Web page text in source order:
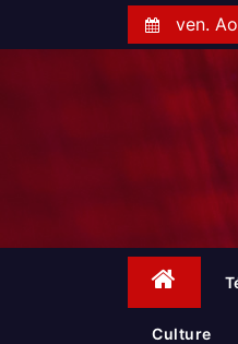
t
ven.
Culture